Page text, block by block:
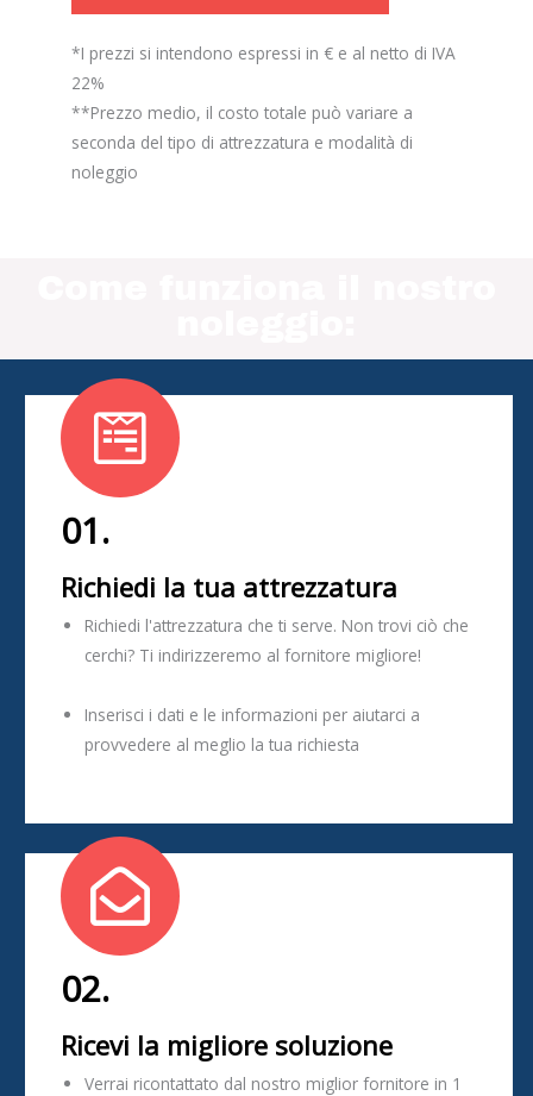
*I prezzi si intendono espressi in € e al netto di IVA
22%
**Prezzo medio, il costo totale può variare a
seconda del tipo di attrezzatura e modalità di
noleggio
01.
Richiedi la tua attrezzatura
Richiedi l'attrezzatura che ti serve. Non trovi ciò che
cerchi? Ti indirizzeremo al fornitore migliore!
Inserisci i dati e le informazioni per aiutarci a
provvedere al meglio la tua richiesta
02.
Ricevi la migliore soluzione
Verrai ricontattato dal nostro miglior fornitore in 1